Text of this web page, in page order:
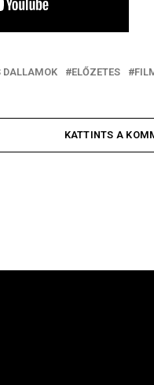
DALLAMOK ELŐZETES
KATTINTS A